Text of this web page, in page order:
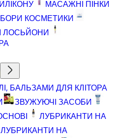
МАСАЖНІ ПІНКИ
КОСМЕТИКИ
ЛОСЬЙОНИ
БАЛЬЗАМИ ДЛЯ КЛІТОРА
ЗВУЖУЮЧІ ЗАСОБИ
ЛУБРИКАНТИ НА
ЛУБРИКАНТИ НА